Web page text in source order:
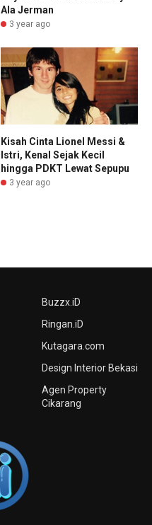
Ala Jerman
3 year ago
Kisah Cinta Lionel Messi &
Istri, Kenal Sejak Kecil
hingga PDKT Lewat Sepupu
3 year ago
Buzzx.iD
Ringan.iD
Kutagara.com
Design Interior Bekasi
Agen Property
Cikarang